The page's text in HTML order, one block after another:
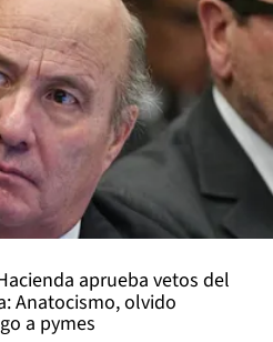
aprueba vetos del
Anatocismo, olvido
a pymes